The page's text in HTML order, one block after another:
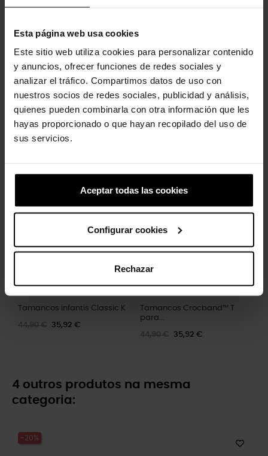
Esta página web usa cookies
Este sitio web utiliza cookies para personalizar contenido
y anuncios, ofrecer funciones de redes sociales y
analizar el tráfico. Compartimos datos de uso con
nuestros socios de redes sociales, publicidad y análisis,
quienes pueden combinarla con otra información que les
hayas proporcionado o que hayan recopilado del uso de
sus servicios.
Aceptar todas las cookies
Configurar cookies
Rechazar
Sandálias de criança...
Tamancos infantis Classic K
44,90 € 35,92 €
Tamancos Crocband™ T
para...
44,90 € 35,92 €
4 outros produtos na mesma
categoria:
-20%